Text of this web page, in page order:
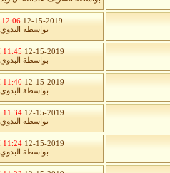
12-15-2019
12:06 PM
بواسطة
البدوي
12-15-2019
11:45 AM
بواسطة
البدوي
12-15-2019
11:40 AM
بواسطة
البدوي
12-15-2019
11:34 AM
بواسطة
البدوي
12-15-2019
11:24 AM
بواسطة
البدوي